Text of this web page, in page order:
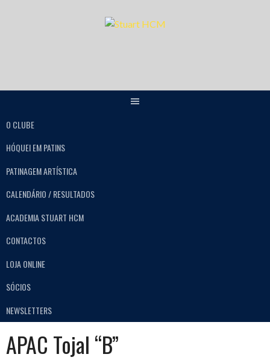
O CLUBE
HÓQUEI EM PATINS
PATINAGEM ARTÍSTICA
CALENDÁRIO / RESULTADOS
ACADEMIA STUART HCM
CONTACTOS
LOJA ONLINE
SÓCIOS
NEWSLETTERS
APAC Tojal “B”